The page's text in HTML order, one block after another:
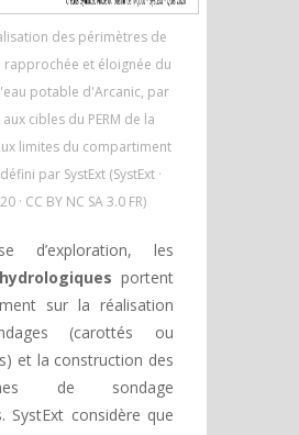
des périmètres de
et éloignée du
potable d'Arcanic, par
cibles du PERM de la
limites du compartiment
par SystExt (SystExt ·
· CC BY NC SA 3.0 FR)
d’exploration, les
portent
sur la réalisation
(carottés ou
et la construction des
de sondage
SystExt considère que